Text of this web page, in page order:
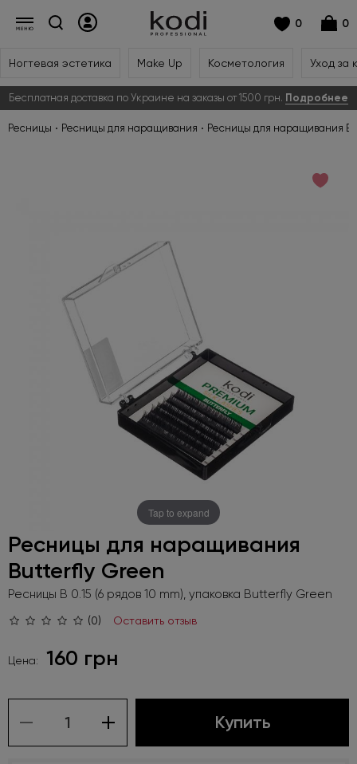
0 0
Ногтевая эстетика Make Up Косметология Уход за
Бесплатная доставка по Украине на заказы от 1500 грн. Подробнее
Ресницы Ресницы для наращивания Ресницы для наращивания
Tap to expand
Ресницы для наращивания
Butterfly Green
Ресницы B 0.15 (6 рядов 10 mm), упаковка Butterfly Green
(0) Оставить отзыв
Цена: 160 грн
Купить